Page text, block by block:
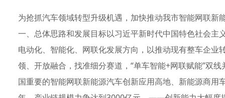
为抢抓汽车领域转型升级机遇，加快推动我市智能网联
一、总体思路和发展目标以习近平新时代中国特色社会
电动化、智能化、网联化发展方向，以推动现有整车企
领、开放融合，找准细分赛道，“单车智能+网联赋能”双
国重要的智能网联新能源汽车创新应用高地、新能源商